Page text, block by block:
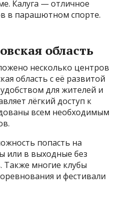
Калуга — отличное
в парашютном спорте.
область
несколько центров
область с её развитой
для жителей и
лёгкий доступ к
всем необходимым
попасть на
или в выходные без
Также многие клубы
и фестивали